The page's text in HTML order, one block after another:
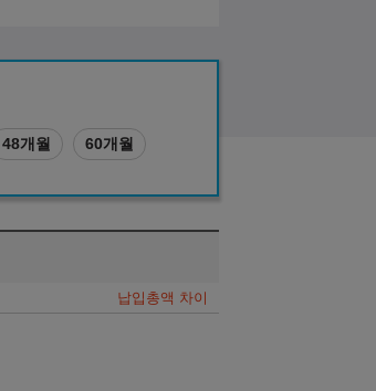
48개월 60개월
납입총액 차이